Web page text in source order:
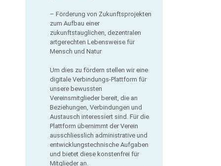
– Förderung von Zukunftsprojekten
zum Aufbau einer
zukunftstauglichen, dezentralen
artgerechten Lebensweise für
Mensch und Natur
Um dies zu fördern stellen wir eine
digitale Verbindungs-Plattform für
unsere bewussten
Vereinsmitglieder bereit, die an
Beziehungen, Verbindungen und
Austausch interessiert sind. Für die
Plattform übernimmt der Verein
ausschliesslich administrative und
entwicklungstechnische Aufgaben
und bietet diese konstenfrei für
Mitglieder an.